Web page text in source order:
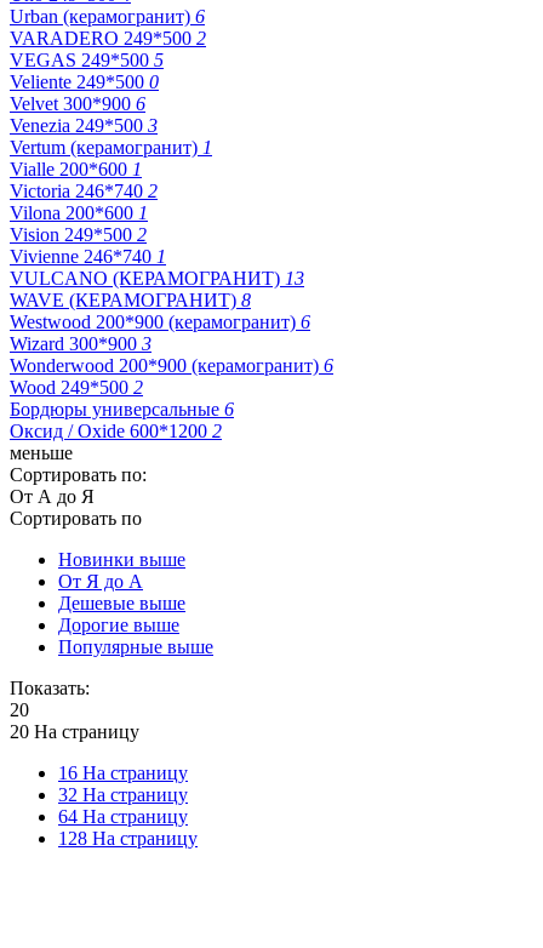
Urban (керамогранит) 6
VARADERO 249*500 2
VEGAS 249*500 5
Veliente 249*500 0
Velvet 300*900 6
Venezia 249*500 3
Vertum (керамогранит) 1
Vialle 200*600 1
Victoria 246*740 2
Vilona 200*600 1
Vision 249*500 2
Vivienne 246*740 1
VULCANO (КЕРАМОГРАНИТ) 13
WAVE (КЕРАМОГРАНИТ) 8
Westwood 200*900 (керамогранит) 6
Wizard 300*900 3
Wonderwood 200*900 (керамогранит) 6
Wood 249*500 2
Бордюры универсальные 6
Оксид / Oxide 600*1200 2
меньше
Сортировать по:
От А до Я
Сортировать по
Новинки выше
От Я до А
Дешевые выше
Дорогие выше
Популярные выше
Показать:
20
20 На страницу
16 На страницу
32 На страницу
64 На страницу
128 На страницу